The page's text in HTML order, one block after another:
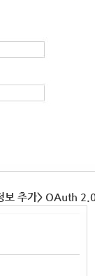
보 추가> OAuth